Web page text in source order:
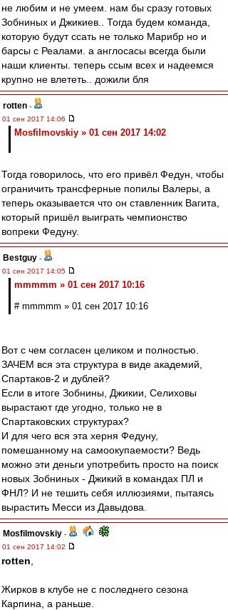
не любим и не умеем. нам бы сразу готовых
Зобниных и Джикиев.. Тогда будем команда,
которую будут ссать не только Марибр но и
барсы с Реалами. а англосасы всегда были
наши клиенты. теперь ссым всех и надеемся
крупно не влететь.. дожили бля
rotten -
01 сен 2017 14:06
Mosfilmovskiy » 01 сен 2017 14:02
Тогда говорилось, что его привёл Федун, чтобы
ограничить трансферные попилы Валеры, а
теперь оказывается что он ставленник Вагита,
который пришёл выиграть чемпионство
вопреки Федуну.
Bestguy -
01 сен 2017 14:05
mmmmm » 01 сен 2017 10:16
# mmmmm » 01 сен 2017 10:16
Вот с чем согласен целиком и полностью.
ЗАЧЕМ вся эта структура в виде академий,
Спартаков-2 и дублей?
Если в итоге Зобнины, Джикии, Селиховы
вырастают где угодно, только не в
Спартаковских структурах?
И для чего вся эта херня Федуну,
помешанному на самоокупаемости? Ведь
можно эти деньги употребить просто на поиск
новых Зобниных - Джикий в командах ПЛ и
ФНЛ? И не тешить себя иллюзиями, пытаясь
вырастить Месси из Давыдова.
Mosfilmovskiy -
01 сен 2017 14:02
rotten
Жирков в клубе не с последнего сезона
Карпина, а раньше.